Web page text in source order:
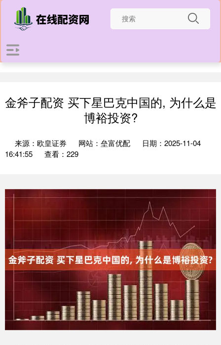
金斧子配资 买下星巴克中国的, 为什么是
博裕投资?
来源：欧皇证券 网站：垒富优配
日期：2025-11-04
16:41:55
查看：229